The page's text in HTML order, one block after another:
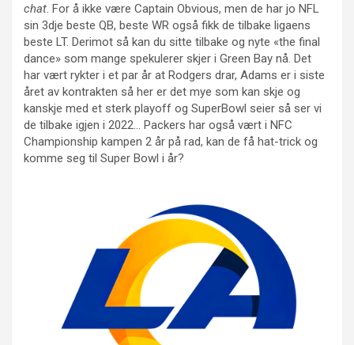
chat . For å ikke være Captain Obvious, men de har jo NFL
sin 3dje beste QB, beste WR også fikk de tilbake ligaens
beste LT. Derimot så kan du sitte tilbake og nyte «the final
dance» som mange spekulerer skjer i Green Bay nå. Det
har vært rykter i et par år at Rodgers drar, Adams er i siste
året av kontrakten så her er det mye som kan skje og
kanskje med et sterk playoff og SuperBowl seier så ser vi
de tilbake igjen i 2022… Packers har også vært i NFC
Championship kampen 2 år på rad, kan de få hat-trick og
komme seg til Super Bowl i år?